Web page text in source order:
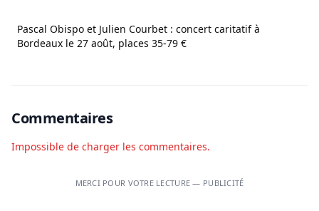
Pascal Obispo et Julien Courbet : concert caritatif à
Bordeaux le 27 août, places 35-79 €
Commentaires
Impossible de charger les commentaires.
MERCI POUR VOTRE LECTURE — PUBLICITÉ